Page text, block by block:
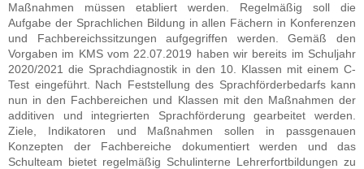
Maßnahmen müssen etabliert werden. Regelmäßig soll die
Aufgabe der Sprachlichen Bildung in allen Fächern in Konferenzen
und Fachbereichssitzungen aufgegriffen werden. Gemäß den
Vorgaben im KMS vom 22.07.2019 haben wir bereits im Schuljahr
2020/2021 die Sprachdiagnostik in den 10. Klassen mit einem C-
Test eingeführt. Nach Feststellung des Sprachförderbedarfs kann
nun in den Fachbereichen und Klassen mit den Maßnahmen der
additiven und integrierten Sprachförderung gearbeitet werden.
Ziele, Indikatoren und Maßnahmen sollen in passgenauen
Konzepten der Fachbereiche dokumentiert werden und das
Schulteam bietet regelmäßig Schulinterne Lehrerfortbildungen zu